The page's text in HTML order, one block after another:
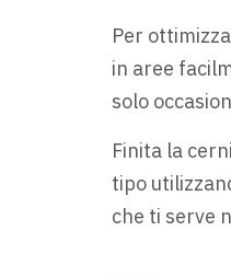
Per
in aree
solo
Finita la
tipo
che ti serve